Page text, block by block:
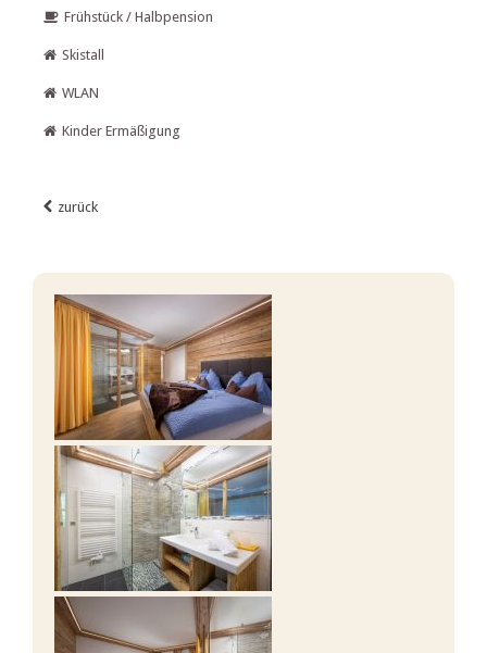
Frühstück / Halbpension
Skistall
WLAN
Kinder Ermäßigung
zurück